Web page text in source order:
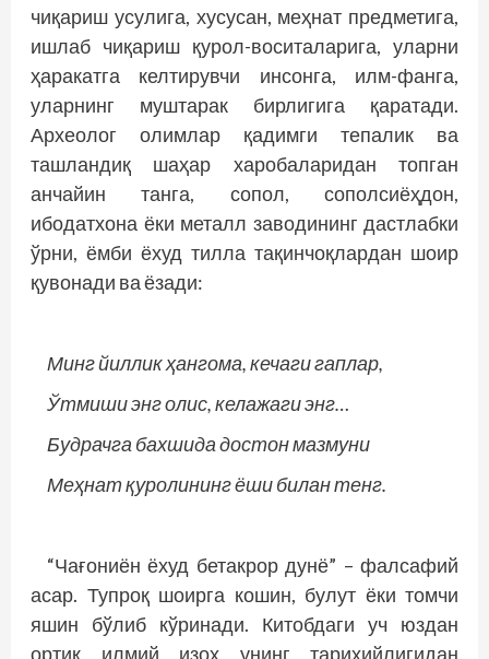
чиқариш усулига, хусусан, меҳнат предметига,
ишлаб чиқариш қурол-воситаларига, уларни
ҳаракатга келтирувчи инсонга, илм-фанга,
уларнинг муштарак бирлигига қаратади.
Археолог олимлар қадимги тепалик ва
ташландиқ шаҳар харобаларидан топган
анчайин танга, сопол, сополсиёҳдон,
ибодатхона ёки металл заводининг дастлабки
ўрни, ёмби ёхуд тилла тақинчоқлардан шоир
қувонади ва ёзади:
Минг йиллик ҳангома, кечаги гаплар,
Ўтмиши энг олис, келажаги энг…
Будрачга бахшида достон мазмуни
Меҳнат қуролининг ёши билан тенг.
“Чағониён ёхуд бетакрор дунё” – фалсафий
асар. Тупроқ шоирга кошин, булут ёки томчи
яшин бўлиб кўринади. Китобдаги уч юздан
ортиқ илмий изоҳ унинг тарихийлигидан